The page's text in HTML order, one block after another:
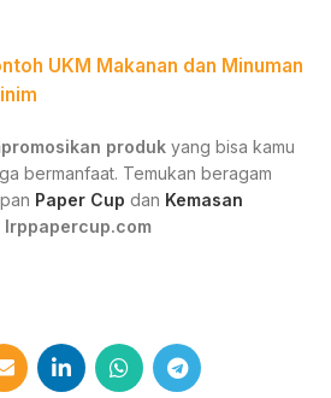
UKM Makanan dan Minuman
produk yang bisa kamu
bermanfaat. Temukan beragam
Paper Cup dan Kemasan
Irppapercup.com